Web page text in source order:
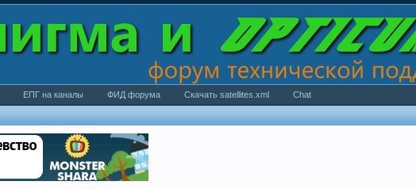
ЕПГ на каналы ФИД форума Скачать satellites.xml Chat